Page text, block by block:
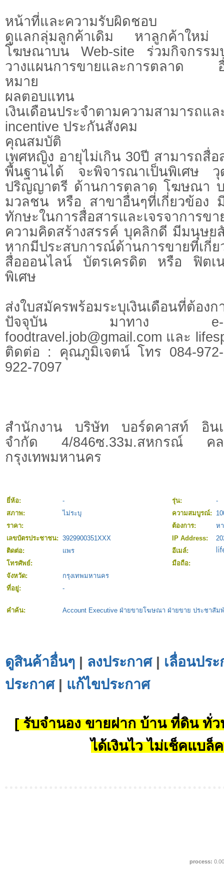
หน้าที่และความรับผิดชอบ
ดูแลกลุ่มลูกค้าเดิม หาลูกค้าใหม่
โฆษณาบน Web-site ร่วมกิจกรรม
วางแผนการขายและการตลาด อื่
หมาย
ผลตอบแทน
เงินเดือนประจำตามความสามาร
incentive ประกันสังคม
คุณสมบัติ
เพศหญิง อายุไม่เกิน 30ปี สามารถสื่
พื้นฐานได้ จะพิจารณาเป็นพิเศษ
ปริญญาตรี ด้านการตลาด โฆษณา บ
มวลชน หรือ สาขาอื่นๆที่เกี่ยวข้อง
ทักษะในการสื่อสารและเจรจากา
ความคิดสร้างสรรค์ บุคลิกดี มีมนุษย
หากมีประสบการณ์ด้านการขายที่เกี่
สื่อออนไลน์ บัตรเครดิต หรือ ฟิตเ
พิเศษ
ส่งใบสมัครพร้อมระบุเงินเดือนที่ต้อง
ปัจจุบัน มาทาง
foodtravel.job@gmail.com และ
ติดต่อ : คุณภูมิเจตน์ โทร 084-
922-7097
สำนักงาน บริษัท บอร์ดคาสท์ อิน
จำกัด 4/846ซ.33ม.สหกรณ์ ค
กรุงเทพมหานคร
ยี่ห้อ: - รุ่น:
-
สภาพ:
ไม่ระบุ ความสมบูรณ์:
ราคา:
ต้องการ:
ห
เลขบัตรประชาชน: 3929900351XXX IP Address:
ติดต่อ:
แพร
อีเมล์:
โทรศัพย์:
มือถือ:
จังหวัด:
กรุงเทพมหานคร
ที่อยู่:
-
คำค้น: Account Executive ฝ่ายขายโฆษณา ฝ่ายขาย ประชาสัม
ดูสินค้าอื่นๆ | ลงประกาศ| เลื่อนปร
ประกาศ| แก้ไขประกาศ
[ รับจำนอง ขายฝาก บ้าน ที่ดิน ทั่ว
ได้เงินไว ไม่เช็คแบล็
process: